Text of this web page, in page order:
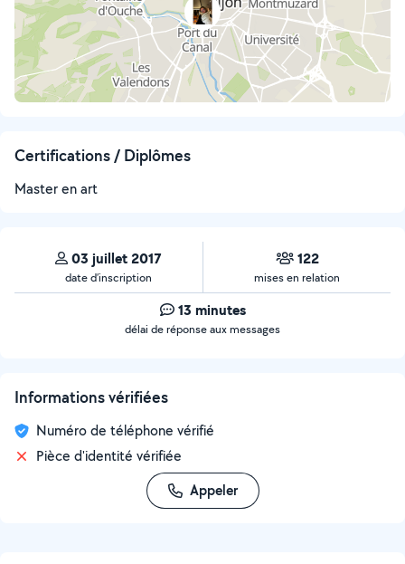
Certifications / Diplômes
Master en art
03 juillet 2017
date d’inscription
122
mises en relation
13 minutes
délai de réponse aux messages
Informations vérifiées
Numéro de téléphone vérifié
Pièce d'identité vérifiée
Appeler